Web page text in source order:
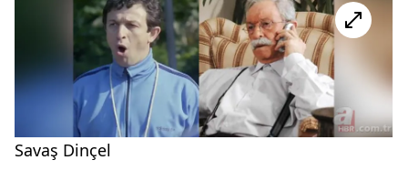
Savaş Dinçel